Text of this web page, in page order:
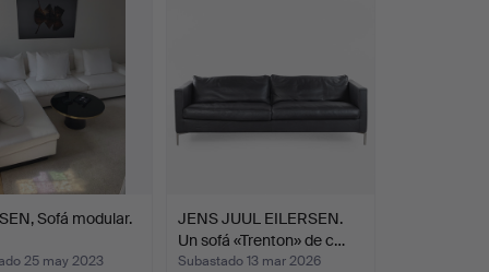
Sofá modular.
25 may 2023
JENS JUUL EILERSEN.
Un sofá «Trenton» de c…
Subastado 13 mar 2026